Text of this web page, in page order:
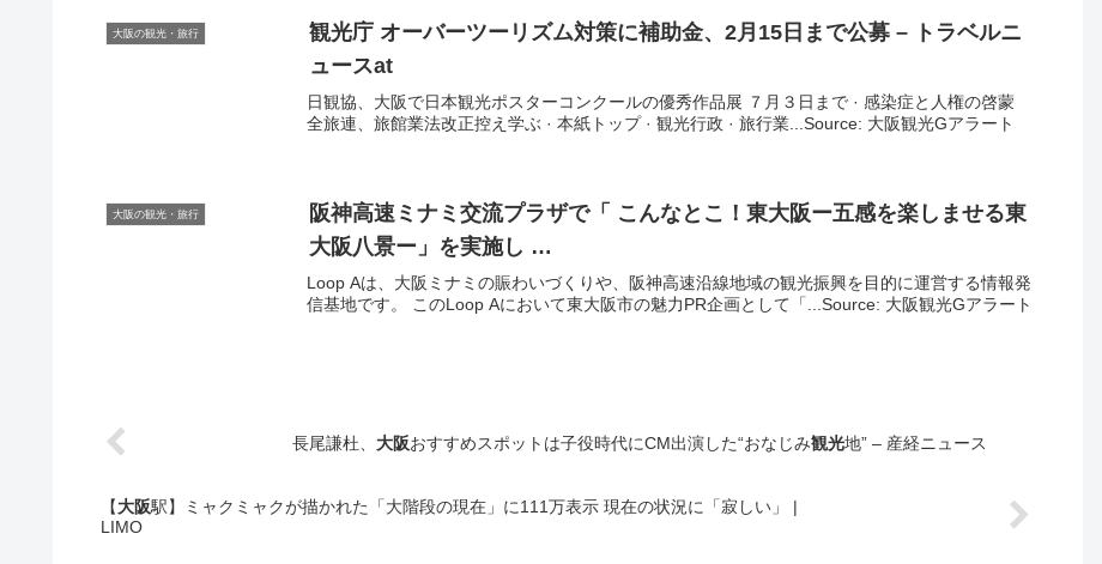
大阪の観光・旅行 観光庁 オーバーツーリズム対策に補助金、2月15日まで公募 – トラベルニ
ュースat
日観協、大阪で日本観光ポスターコンクールの優秀作品展 ７月３日まで · 感染症と人権の啓蒙
全旅連、旅館業法改正控え学ぶ · 本紙トップ · 観光行政 · 旅行業...Source: 大阪観光Gアラート
大阪の観光・旅行 阪神高速ミナミ交流プラザで「 こんなとこ！東大阪ー五感を楽しませる東
大阪八景ー」を実施し …
Loop Aは、大阪ミナミの賑わいづくりや、阪神高速沿線地域の観光振興を目的に運営する情報発
信基地です。 このLoop Aにおいて東大阪市の魅力PR企画として「...Source: 大阪観光Gアラート
長尾謙杜、 大阪おすすめスポットは子役時代にCM出演した“おなじみ観光地” – 産経ニュース
【大阪駅】ミャクミャクが描かれた「大階段の現在」に111万表示 現在の状況に「寂しい」 |
LIMO